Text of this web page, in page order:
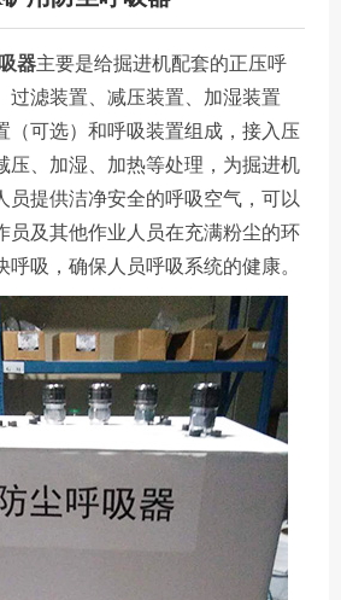
器主要是给掘进机配套的正压呼
过滤装置、减压装置、加湿装置
（可选）和呼吸装置组成，接入压
压、加湿、加热等处理，为掘进机
员提供洁净安全的呼吸空气，可以
员及其他作业人员在充满粉尘的环
吸，确保人员呼吸系统的健康。